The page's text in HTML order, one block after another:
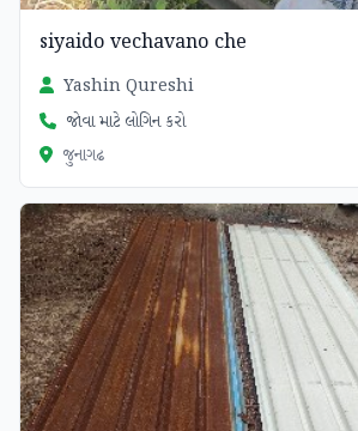
siyaido vechavano che
Yashin Qureshi
જોવા માટે લોગિન કરો
જુનાગઢ